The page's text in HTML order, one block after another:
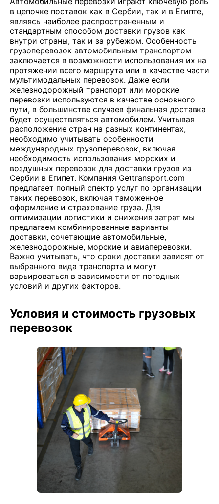
в цепочке поставок как в Сербии, так и в Египте,
являясь наиболее распространенным и
стандартным способом доставки грузов как
внутри страны, так и за рубежом. Особенность
грузоперевозок автомобильным транспортом
заключается в возможности использования их на
протяжении всего маршрута или в качестве части
мультимодальных перевозок. Даже если
железнодорожный транспорт или морские
перевозки используются в качестве основного
пути, в большинстве случаев финальная доставка
будет осуществляться автомобилем. Учитывая
расположение стран на разных континентах,
необходимо учитывать особенности
международных грузоперевозок, включая
необходимость использования морских и
воздушных перевозок для доставки грузов из
Сербии в Египет. Компания Gettransport.com
предлагает полный спектр услуг по организации
таких перевозок, включая таможенное
оформление и страхование груза. Для
оптимизации логистики и снижения затрат мы
предлагаем комбинированные варианты
доставки, сочетающие автомобильные,
железнодорожные, морские и авиаперевозки.
Важно учитывать, что сроки доставки зависят от
выбранного вида транспорта и могут
варьироваться в зависимости от погодных
условий и других факторов.
Условия и стоимость грузовых
перевозок